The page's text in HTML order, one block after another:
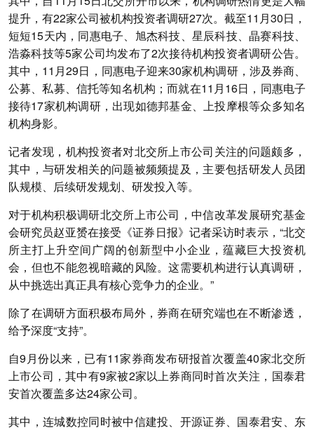
提升，有22家公司被机构投资者调研27次。截至11月30日，
短短15天内，同惠电子、旭杰科技、星辰科技、晶赛科技、
浩淼科技等5家公司均发布了2次接待机构投资者调研公告。
其中，11月29日，同惠电子迎来30家机构调研，涉及券商、
公募、私募、信托等知名机构；而就在11月16日，同惠电子
接待17家机构调研，出现如德邦基金、上投摩根等众多知名
机构身影。
记者发现，机构投资者对北交所上市公司关注的问题颇多，
其中，与研发相关的问题被频频提及，主要包括研发人员团
队规模、后续研发规划、研发投入等。
对于机构积极调研北交所上市公司，中信改革发展研究基金
会研究员赵亚赟在接受《证券日报》记者采访时表示，“北交
所主打上升空间广阔的创新型中小企业，蕴藏巨大投资机
会，但也不能忽视暗藏的风险。这需要机构进行认真调研，
从中挑选出真正具有核心竞争力的企业。”
除了在调研方面积极布局外，券商在研究端也在不断渗透，
给予深度“支持”。
自9月份以来，已有11家券商发布研报首次覆盖40家北交所
上市公司，其中有9家被2家以上券商同时首次关注，国泰君
安首次覆盖多达24家公司。
其中，连城数控同时被中信建投、开源证券、国泰君安、东